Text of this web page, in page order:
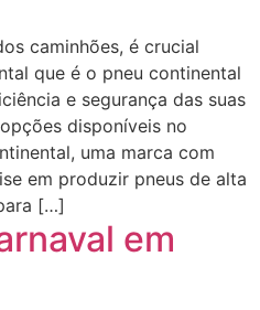
caminhões, é crucial
que é o pneu continental
e segurança das suas
disponíveis no
uma marca com
em produzir pneus de alta
[…]
em